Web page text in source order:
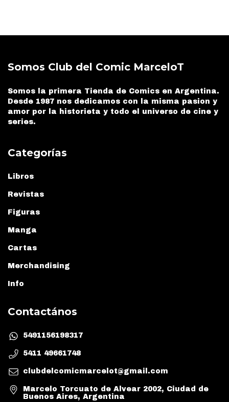
Somos Club del Comic MarceloT
Somos la primera Tienda de Comics en Argentina.
Desde 1987 nos dedicamos con la misma pasion y
amor por la historieta y todo el universo de cine y
series.
Categorías
Libros
Revistas
Figuras
Manga
Cartas
Merchandising
Info
Contactános
5491156198317
5411 49661748
clubdelcomicmarcelot@gmail.com
Marcelo Torcuato de Alvear 2002, Ciudad de
Buenos Aires, Argentina